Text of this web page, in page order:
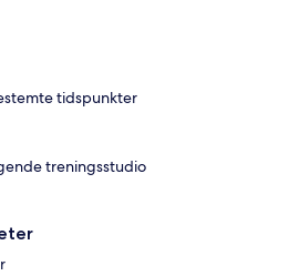
tidspunkter
treningsstudio